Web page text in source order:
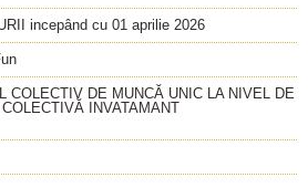
incepând cu 01 aprilie 2026
COLECTIV DE MUNCĂ UNIC LA NIVEL DE
INVATAMANT